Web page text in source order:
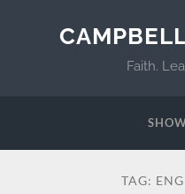
Faith.
TAG: